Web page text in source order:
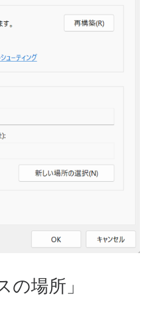
の場所」